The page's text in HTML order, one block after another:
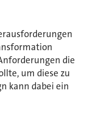
die
um diese zu
kann dabei ein